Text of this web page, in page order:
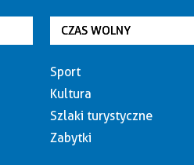
CZAS WOLNY
Sport
Kultura
Szlaki turystyczne
Zabytki